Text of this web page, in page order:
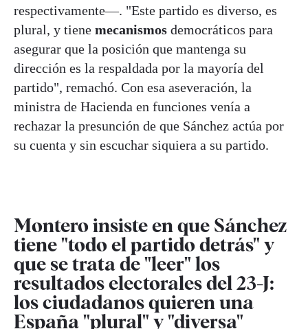
respectivamente—. "Este partido es diverso, es
plural, y tiene mecanismos democráticos para
asegurar que la posición que mantenga su
dirección es la respaldada por la mayoría del
partido", remachó. Con esa aseveración, la
ministra de Hacienda en funciones venía a
rechazar la presunción de que Sánchez actúa por
su cuenta y sin escuchar siquiera a su partido.
Montero insiste en que Sánchez
tiene "todo el partido detrás" y
que se trata de "leer" los
resultados electorales del 23-J:
los ciudadanos quieren una
España "plural" y "diversa"